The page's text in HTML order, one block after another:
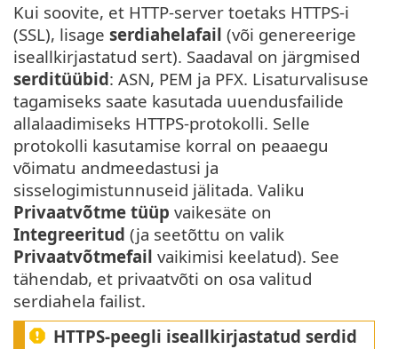
Kui soovite, et HTTP-server toetaks HTTPS-i
(SSL), lisage serdiahelafail (või genereerige
iseallkirjastatud sert). Saadaval on järgmised
serditüübid: ASN, PEM ja PFX. Lisaturvalisuse
tagamiseks saate kasutada uuendusfailide
allalaadimiseks HTTPS-protokolli. Selle
protokolli kasutamise korral on peaaegu
võimatu andmeedastusi ja
sisselogimistunnuseid jälitada. Valiku
Privaatvõtme tüüp vaikesäte on
Integreeritud (ja seetõttu on valik
Privaatvõtmefail vaikimisi keelatud). See
tähendab, et privaatvõti on osa valitud
serdiahela failist.
HTTPS-peegli iseallkirjastatud serdid